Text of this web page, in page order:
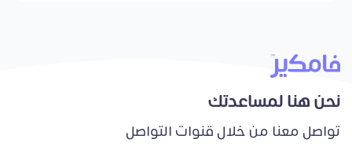
نحن هنا لمساعدتك
تواصل معنا من خلال قنوات التواصل